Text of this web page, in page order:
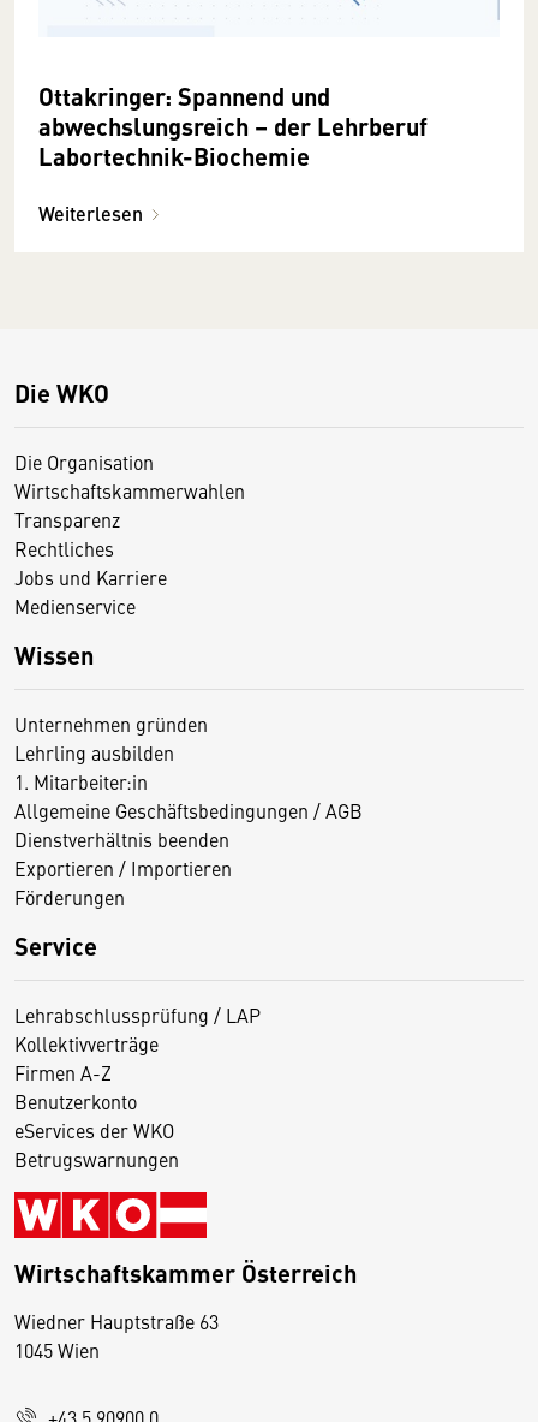
Ottakringer: Spannend und
abwechslungsreich – der Lehrberuf
Labortechnik-Biochemie
Weiterlesen
Die WKO
Die Organisation
Wirtschaftskammerwahlen
Transparenz
Rechtliches
Jobs und Karriere
Medienservice
Wissen
Unternehmen gründen
Lehrling ausbilden
1. Mitarbeiter:in
Allgemeine Geschäftsbedingungen / AGB
Dienstverhältnis beenden
Exportieren / Importieren
Förderungen
Service
Lehrabschlussprüfung / LAP
Kollektivverträge
Firmen A-Z
Benutzerkonto
eServices der WKO
Betrugswarnungen
Wirtschaftskammer Österreich
Wiedner Hauptstraße 63
1045 Wien
D